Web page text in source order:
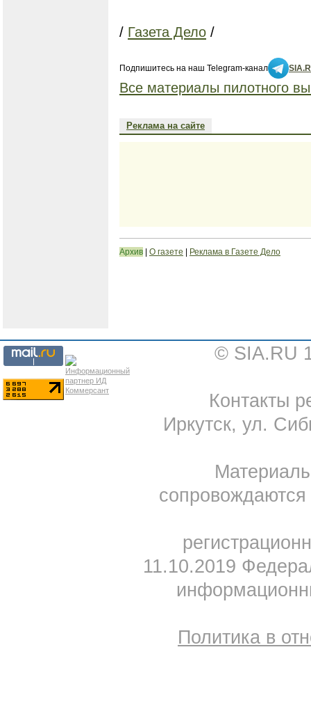
/ Газета Дело /
Подпишитесь на наш Telegram-канал
Все материалы пилотного
Реклама на сайте
Архив О газете Реклама в Газете Дело
© SIA.RU
Контакты
Иркутск, ул.
11.10.2019
Политика в